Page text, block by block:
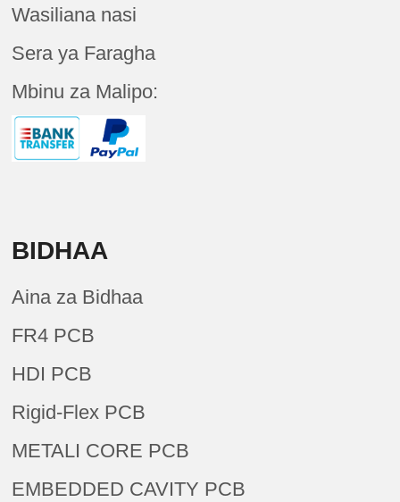
Wasiliana nasi
Sera ya Faragha
Mbinu za Malipo:
BIDHAA
Aina za Bidhaa
FR4 PCB
HDI PCB
Rigid-Flex PCB
METALI CORE PCB
EMBEDDED CAVITY PCB